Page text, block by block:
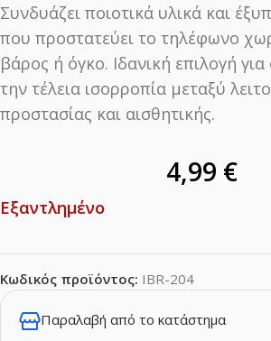
Συνδυάζει ποιοτικά υλικά και
που προστατεύει το τηλέφωνο
βάρος ή όγκο. Ιδανική επιλογή
την τέλεια ισορροπία μεταξύ
προστασίας και αισθητικής.
4,99 €
Εξαντλημένο
Κωδικός προϊόντος: IBR-204
Παραλαβή από το κατάστημα